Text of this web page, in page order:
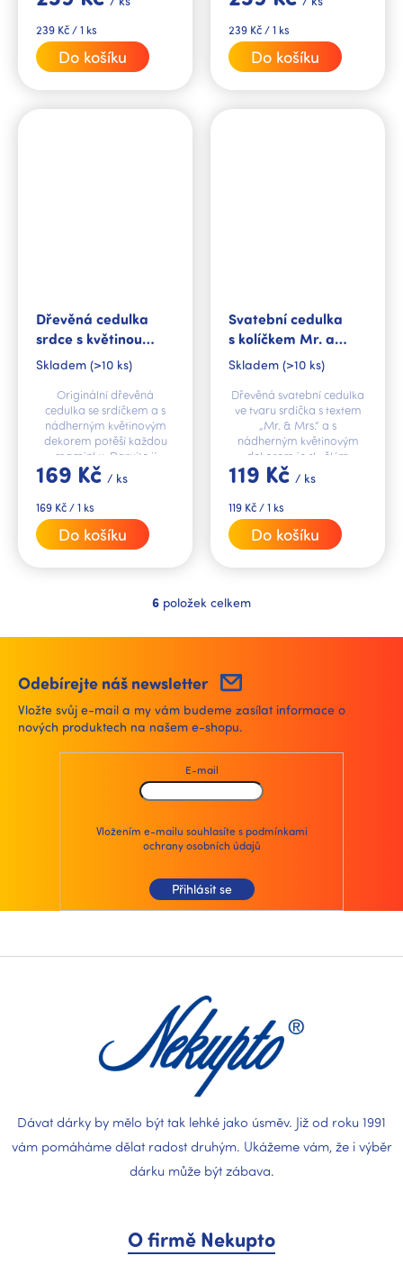
Měrná
cena:
239 Kč / 1 ks
Do košíku
Měrná
cena:
239 Kč / 1 ks
Do košíku
Dřevěná cedulka
srdce s květinou
Tvoříme rodinu
Skladem (>10 ks)
169 Kč / ks
Měrná
cena:
169 Kč / 1 ks
Do košíku
Originální dřevěná
cedulka se srdíčkem a s
nádherným květinovým
dekorem potěší každou
maminku. Darujte jí
stylovou dekoraci s milým
věnováním „Společně
tvoříme rodinu“ a...
Svatební cedulka
s kolíčkem Mr. a
Mrs.
Skladem (>10 ks)
119 Kč / ks
Měrná
cena:
119 Kč / 1 ks
Do košíku
Dřevěná svatební cedulka
ve tvaru srdíčka s textem
„Mr. & Mrs.“ a s
nádherným květinovým
dekorem je skvělým
dárkem pro
novomanžele.
O
l
d
a
c
í
r
v
k
v
ý
i
s
u
6 položek celkem
Odebírejte náš newsletter
Vložte svůj e-mail a my vám budeme zasílat informace o
nových produktech na našem e-shopu.
E-mail
Vložením e-mailu souhlasíte spodmínkami
ochrany osobních údajů
Přihlásit se
Z
p
Dávat dárky by mělo být tak lehké jako úsměv. Již od roku 1991
vám pomáháme dělat radost druhým. Ukážeme vám, že i výběr
dárku může být zábava.
O firmě Nekupto